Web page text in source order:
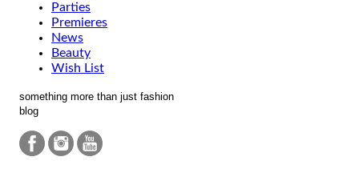
Parties
Premieres
News
Beauty
Wish List
something more than just fashion
blog